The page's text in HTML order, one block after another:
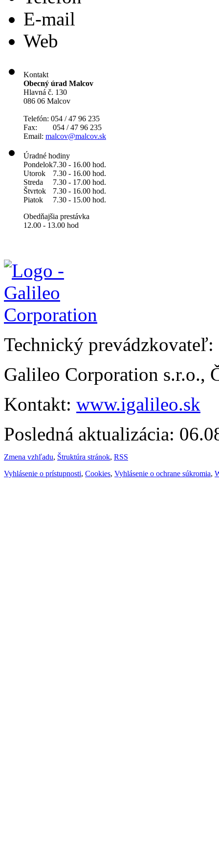
E-mail
Web
Kontakt
Obecný úrad Malcov
Hlavná č. 130
086 06 Malcov
Telefón: 054 / 47 96 235
Fax: 054 / 47 96 235
Email: malcov@malcov.sk
Úradné hodiny
Pondelok7.30 - 16.00 hod.
Utorok
7.30 - 16.00 hod.
Streda
7.30 - 17.00 hod.
Štvrtok
7.30 - 16.00 hod.
Piatok
7.30 - 15.00 hod.
Obedňajšia prestávka
12.00 - 13.00 hod
Technický prevádzkovateľ:
Galileo Corporation s.r.o.,
Kontakt: www.igalileo.sk
Posledná aktualizácia:
Zmena vzhľadu, Štruktúra stránok, RSS
Vyhlásenie o prístupnosti, Cookies, Vyhlásenie o ochrane súkromia,